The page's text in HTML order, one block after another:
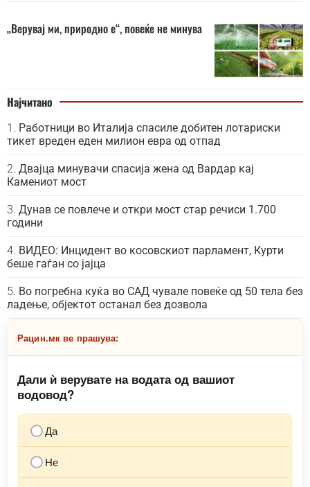
„Верувај ми, природно е“, повеќе не минува
Најчитано
Работници во Италија спасиле добитен лотариски
тикет вреден еден милион евра од отпад
Двајца минувачи спасија жена од Вардар кај
Камениот мост
Дунав се повлече и откри мост стар речиси 1.700
години
ВИДЕО: Инцидент во косовскиот парламент, Курти
беше гаѓан со јајца
Во погребна куќа во САД чувале повеќе од 50 тела без
ладење, објектот останал без дозвола
Рацин.мк ве прашува:
Дали ѝ верувате на водата од вашиот
водовод?
Да
Не